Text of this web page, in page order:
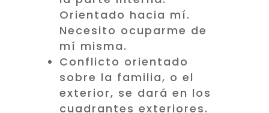
Orientado hacia mí.
Necesito ocuparme de
mí misma.
Conflicto orientado
sobre la familia, o el
exterior, se dará en los
cuadrantes exteriores.